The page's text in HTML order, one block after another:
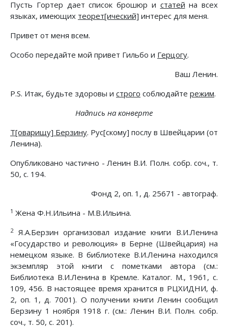
Пусть Гортер дает список брошюр и статей на всех
языках, имеющих теорет[ический] интерес для меня.
Привет от меня всем.
Особо передайте мой привет Гильбо и Герцогу.
Ваш Ленин.
P.S. Итак, будьте здоровы и строго соблюдайте режим.
Надпись на конверте
Т[оварищу] Берзину. Рус[скому] послу в Швейцарии (от
Ленина).
Опубликовано частично - Ленин В.И. Полн. собр. соч., т.
50, с. 194.
Фонд 2, оп. 1, д. 25671 - автограф.
1 Жена Ф.Н.Ильина - М.В.Ильина.
2Я.А.Берзин организовал издание книги В.И.Ленина
«Государство и революция» в Берне (Швейцария) на
немецком языке. В библиотеке В.И.Ленина находился
экземпляр этой книги с пометками автора (см.:
Библиотека В.И.Ленина в Кремле. Каталог. М., 1961, с.
109, 456. В настоящее время хранится в РЦХИДНИ, ф.
2, оп. 1, д. 7001). О получении книги Ленин сообщил
Берзину 1 ноября 1918 г. (см.: Ленин В.И. Полн. собр.
соч., т. 50, с. 201).